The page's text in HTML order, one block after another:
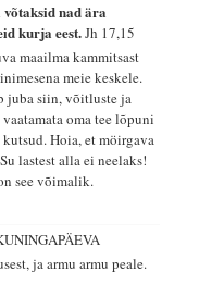
võtaksid nad ära
kurja eest.Jh 17,15
maailma kammitsast
meie keskele.
juba siin, võitluste ja
oma tee lõpuni
Hoia, et möirgava
lastest alla ei neelaks!
see võimalik.
ja armu armu peale.